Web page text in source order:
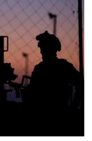
من نحن
للتواصل معنا
شروط الاستخدام
شروط الإشتراك